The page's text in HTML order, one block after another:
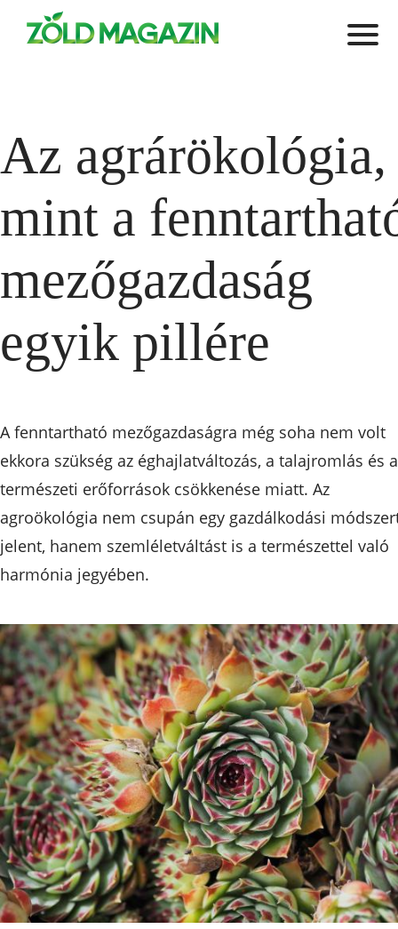
Az agrárökológia,
mint a
mezőgazdaság
egyik pillére
A fenntartható mezőgazdaságra még soha nem volt
ekkora szükség az éghajlatváltozás, a talajromlás és a
természeti erőforrások csökkenése miatt. Az
agroökológia nem csupán egy gazdálkodási
jelent, hanem szemléletváltást is a természettel való
harmónia jegyében.